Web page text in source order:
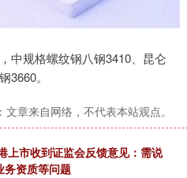
中规格螺纹钢八钢3410、昆仑
3660。
文章来自网络，不代表本站观点。
上市收到证监会反馈意见：需说
务资质等问题